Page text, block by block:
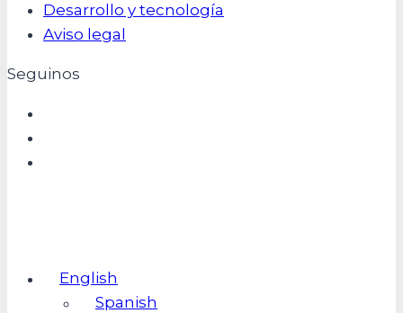
Desarrollo y tecnología
Aviso legal
Seguinos
English
Spanish